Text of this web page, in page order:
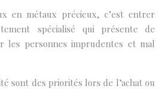
en métaux précieux, c’est entrer
spécialisé qui présente de
les personnes imprudentes et mal
sont des priorités lors de l’achat ou